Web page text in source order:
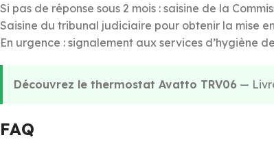
Si pas de réponse sous 2 mois : saisine de la
Saisine du tribunal judiciaire pour obtenir la mise
En urgence : signalement aux services d’hygiène
Découvrez le thermostat Avatto TRV06 —
FAQ